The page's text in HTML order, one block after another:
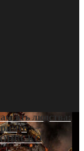
людства:
в ЮНЕСКО